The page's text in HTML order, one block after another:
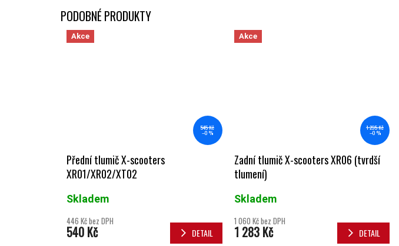
Akce
545 Kč
–0 %
Přední tlumič X-scooters
XR01/XR02/XT02
Skladem
446 Kč bez DPH
540 Kč DETAIL
Akce
1 295 Kč
–0 %
Zadní tlumič X-scooters XR06 (tvrdší
tlumení)
Skladem
1 060 Kč bez DPH
1 283 Kč DETAIL